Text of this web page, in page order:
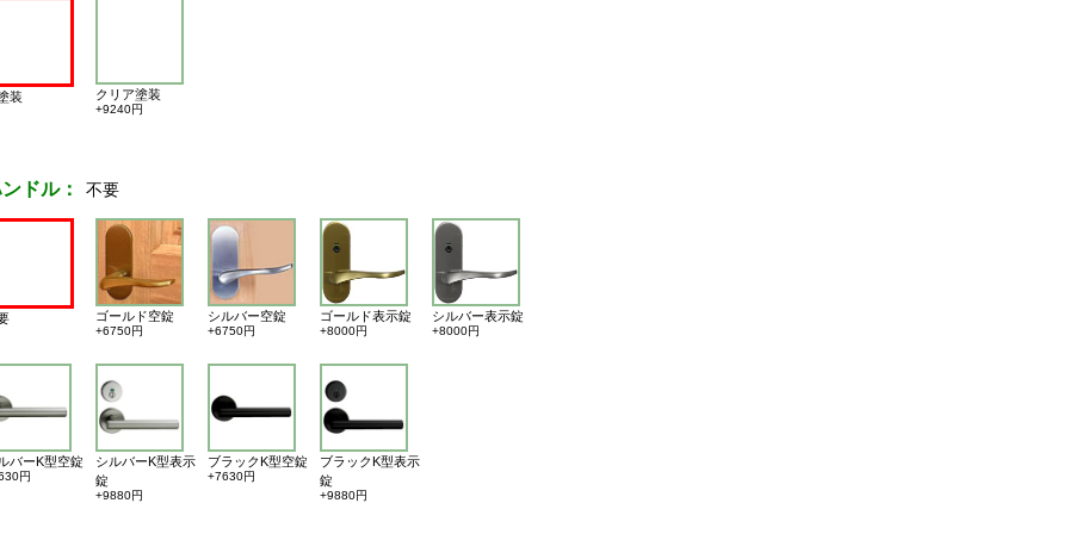
装 クリア塗装
+9240円
ドル： 不要
ゴールド空錠
+6750円
シルバー空錠
+6750円
ゴールド表示錠
+8000円
シルバー表示錠
+8000円
バーK型空錠
円
シルバーK型表示
錠
+9880円
ブラックK型空錠
+7630円
ブラックK型表示
錠
+9880円